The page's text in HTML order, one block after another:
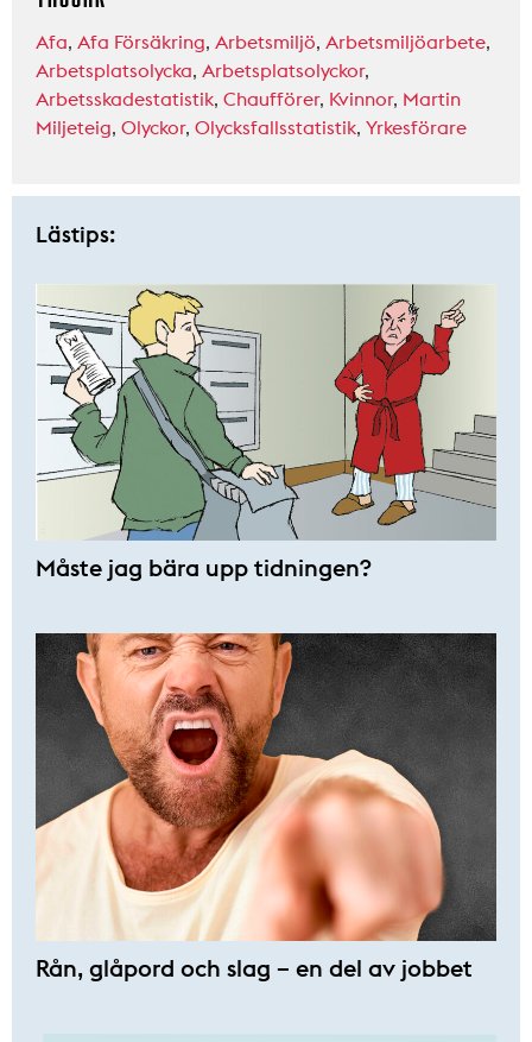
Afa, Afa Försäkring, Arbetsmiljö, Arbetsmiljöarbete,
Arbetsplatsolycka, Arbetsplatsolyckor,
Arbetsskadestatistik, Chaufförer, Kvinnor, Martin
Miljeteig, Olyckor, Olycksfallsstatistik, Yrkesförare
Lästips:
Måste jag bära upp tidningen?
Rån, glåpord och slag – en del av jobbet